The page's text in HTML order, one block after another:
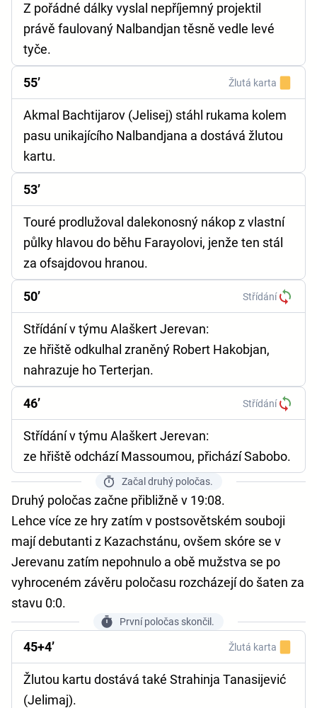
Z pořádné dálky vyslal nepříjemný projektil
právě faulovaný Nalbandjan těsně vedle levé
tyče.
55’ Žlutá karta
Akmal Bachtijarov (Jelisej) stáhl rukama kolem
pasu unikajícího Nalbandjana a dostává žlutou
kartu.
53’
Touré prodlužoval dalekonosný nákop z vlastní
půlky hlavou do běhu Farayolovi, jenže ten stál
za ofsajdovou hranou.
50’ Střídání
Střídání v týmu Alaškert Jerevan:
ze hřiště odkulhal zraněný Robert Hakobjan,
nahrazuje ho Terterjan.
46’ Střídání
Střídání v týmu Alaškert Jerevan:
ze hřiště odchází Massoumou, přichází Sabobo.
Začal druhý poločas.
Druhý poločas začne přibližně v 19:08.
Lehce více ze hry zatím v postsovětském souboji
mají debutanti z Kazachstánu, ovšem skóre se v
Jerevanu zatím nepohnulo a obě mužstva se po
vyhroceném závěru poločasu rozcházejí do šaten za
stavu 0:0.
První poločas skončil.
45+4’ Žlutá karta
Žlutou kartu dostává také Strahinja Tanasijević
(Jelimaj).